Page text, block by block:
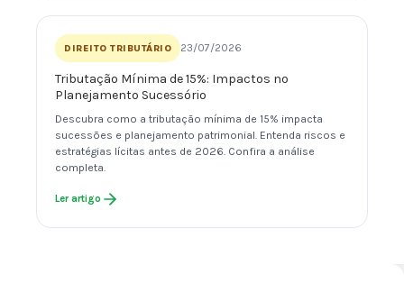
DIREITO TRIBUTÁRIO 23/07/2026
Tributação Mínima de 15%: Impactos no
Planejamento Sucessório
Descubra como a tributação mínima de 15% impacta
sucessões e planejamento patrimonial. Entenda riscos e
estratégias lícitas antes de 2026. Confira a análise
completa.
Ler artigo